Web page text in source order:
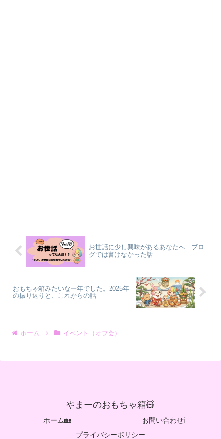
お世話に少し興味があるあなたへ｜ブロ
グでは書けなかった話
おもちゃ箱みたいな一年でした。2025年
の振り返りと、これからの話
ホーム イベント（オフ会）
やまーのおもちゃ箱🧸
ホーム🏡
お問い合わせℹ️
プライバシーポリシー